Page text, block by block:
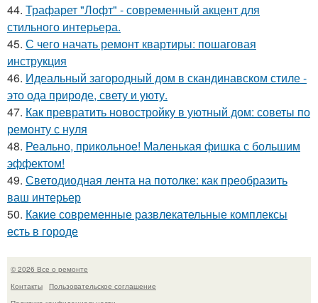
44. Трафарет "Лофт" - современный акцент для
стильного интерьера.
45. С чего начать ремонт квартиры: пошаговая
инструкция
46. Идеальный загородный дом в скандинавском стиле -
это ода природе, свету и уюту.
47. Как превратить новостройку в уютный дом: советы по
ремонту с нуля
48. Реально, прикольное! Маленькая фишка с большим
эффектом!
49. Светодиодная лента на потолке: как преобразить
ваш интерьер
50. Какие современные развлекательные комплексы
есть в городе
© 2026 Все о ремонте
Контакты
Пользовательское соглашение